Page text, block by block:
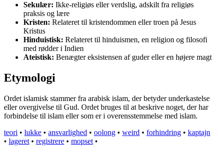
Sekulær: Ikke-religiøs eller verdslig, adskilt fra religiøs
praksis og lære
Kristen: Relateret til kristendommen eller troen på Jesus
Kristus
Hinduistisk: Relateret til hinduismen, en religion og filosofi
med rødder i Indien
Ateistisk: Benægter eksistensen af guder eller en højere magt
Etymologi
Ordet islamisk stammer fra arabisk islam, der betyder underkastelse
eller overgivelse til Gud. Ordet bruges til at beskrive noget, der har
forbindelse til islam eller som er i overensstemmelse med islam.
teori • lukke • ansvarlighed • oolong • weird • forhindring • kaptajn
• lageret • registrere • mopset •